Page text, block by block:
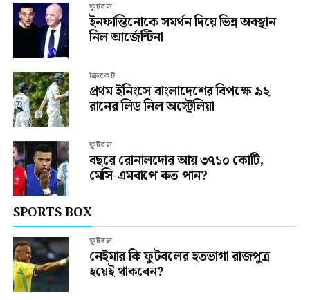
ফুটবল
ইনফান্তিনোকে সমর্থন দিয়ে ভিন্ন অবস্থান
নিল আর্জেন্টিনা
ক্রিকেট
প্রথম ইনিংসে বাংলাদেশের বিপক্ষে ৯২
রানের লিড নিল অস্ট্রেলিয়া
ফুটবল
বছরে রোনালদোর আয় ৩৭১০ কোটি,
মেসি-এমবাপে কত পান?
SPORTS BOX
ফুটবল
নেইমার কি ফুটবলের হতভাগা রাজপুত্র
হয়েই থাকবেন?